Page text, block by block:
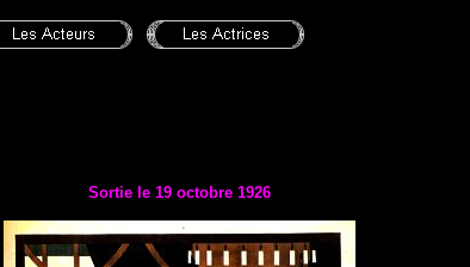
Sortie le 19 octobre 1926